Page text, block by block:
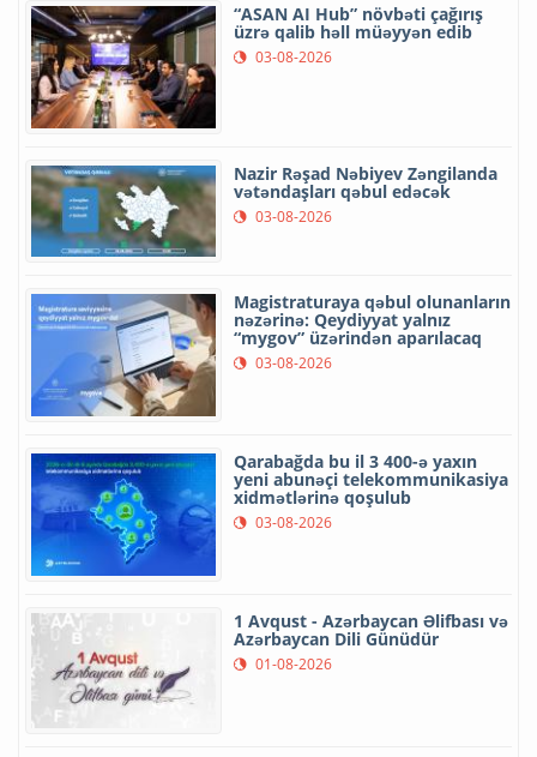
“ASAN AI Hub” növbəti çağırış
üzrə qalib həll müəyyən edib
03-08-2026
Nazir Rəşad Nəbiyev Zəngilanda
vətəndaşları qəbul edəcək
03-08-2026
Magistraturaya qəbul olunanların
nəzərinə: Qeydiyyat yalnız
“mygov” üzərindən aparılacaq
03-08-2026
Qarabağda bu il 3 400-ə yaxın
yeni abunəçi telekommunikasiya
xidmətlərinə qoşulub
03-08-2026
1 Avqust - Azərbaycan Əlifbası və
Azərbaycan Dili Günüdür
01-08-2026